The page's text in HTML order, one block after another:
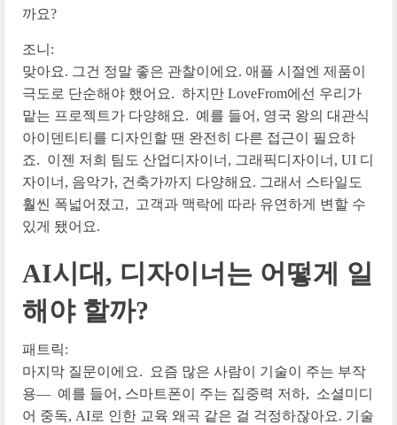
까요?
조니:
맞아요. 그건 정말 좋은 관찰이에요. 애플 시절엔 제품이
극도로 단순해야 했어요. 하지만 LoveFrom에선 우리가
맡는 프로젝트가 다양해요. 예를 들어, 영국 왕의 대관식
아이덴티티를 디자인할 땐 완전히 다른 접근이 필요하
죠. 이젠 저희 팀도 산업디자이너, 그래픽디자이너, UI 디
자이너, 음악가, 건축가까지 다양해요. 그래서 스타일도
훨씬 폭넓어졌고, 고객과 맥락에 따라 유연하게 변할 수
있게 됐어요.
AI시대, 디자이너는 어떻게 일
해야 할까?
패트릭:
마지막 질문이에요. 요즘 많은 사람이 기술이 주는 부작
용— 예를 들어, 스마트폰이 주는 집중력 저하, 소셜미디
어 중독, AI로 인한 교육 왜곡 같은 걸 걱정하잖아요. 기술